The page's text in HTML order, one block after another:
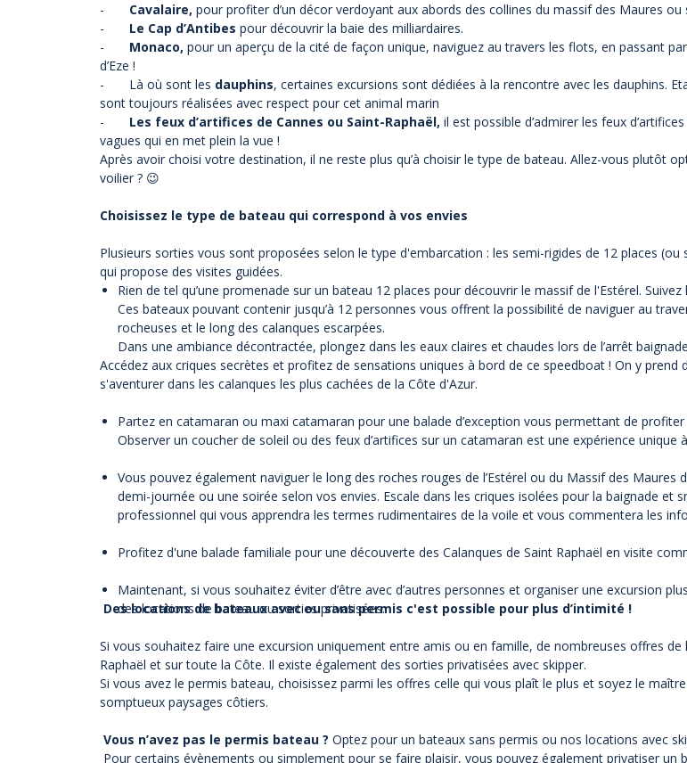
-
Cavalaire, pour profiter d’un décor verdoyant aux abords des collines du massif des Maures
- Le Cap d’Antibes pour découvrir la baie des milliardaires.
-
Monaco, pour un aperçu de la cité de façon unique, naviguez au travers les flots, en passant
d’Eze !
- Là où sont les dauphins, certaines excursions sont dédiées à la rencontre avec les dauphins.
sont toujours réalisées avec respect pour cet animal marin
-
Les feux d’artifices de Cannes ou Saint-Raphaël, il est possible d’admirer les feux
vagues qui en met plein la vue !
Après avoir choisi votre destination, il ne reste plus qu’à choisir le type de bateau. Allez-vous plutôt
voilier ? 😉
Choisissez le type de bateau qui correspond à vos envies
Plusieurs sorties vous sont proposées selon le type d'embarcation : les semi-rigides de 12 places (ou
qui propose des visites guidées.
Rien de tel qu’une promenade sur un bateau 12 places pour découvrir le massif de l'Estérel.
Ces bateaux pouvant contenir jusqu’à 12 personnes vous offrent la possibilité de naviguer au
rocheuses et le long des calanques escarpées.
Dans une ambiance décontractée, plongez dans les eaux claires et chaudes lors de l’arrêt
Accédez aux criques secrètes et profitez de sensations uniques à bord de ce speedboat ! On y
s'aventurer dans les calanques les plus cachées de la Côte d'Azur.
Partez en catamaran ou maxi catamaran pour une balade d’exception vous permettant de
Observer un coucher de soleil ou des feux d’artifices sur un catamaran est une expérience unique
Vous pouvez également naviguer le long des roches rouges de l’Estérel ou du Massif des
demi-journée ou une soirée selon vos envies. Escale dans les criques isolées pour la baignade
professionnel qui vous apprendra les termes rudimentaires de la voile et vous commentera les
Profitez d'une balade familiale pour une découverte des Calanques de Saint Raphaël en visite
Maintenant, si vous souhaitez éviter d’être avec d’autres personnes et organiser une excursion
des locations de bateau ou sorties privatisées.
Des locations de bateaux avec ou sans permis c'est possible pour plus d’intimité !
Si vous souhaitez faire une excursion uniquement entre amis ou en famille, de nombreuses offres
Raphaël et sur toute la Côte. Il existe également des sorties privatisées avec skipper.
Si vous avez le permis bateau, choisissez parmi les offres celle qui vous plaît le plus et soyez le
somptueux paysages côtiers.
Vous n’avez pas le permis bateau ? Optez pour un bateaux sans permis ou nos locations avec
Pour certains évènements ou simplement pour se faire plaisir, vous pouvez également privatiser